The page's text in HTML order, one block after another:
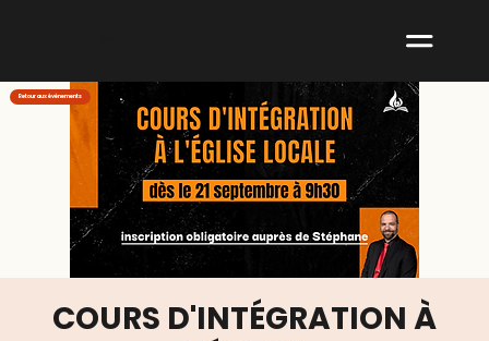
COURS D'INTÉGRATION À
Retour aux événements